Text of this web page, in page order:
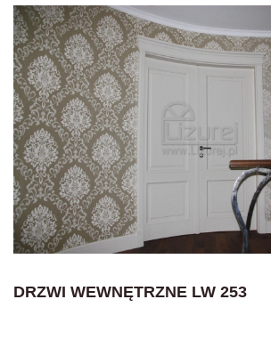
DRZWI WEWNĘTRZNE LW 253